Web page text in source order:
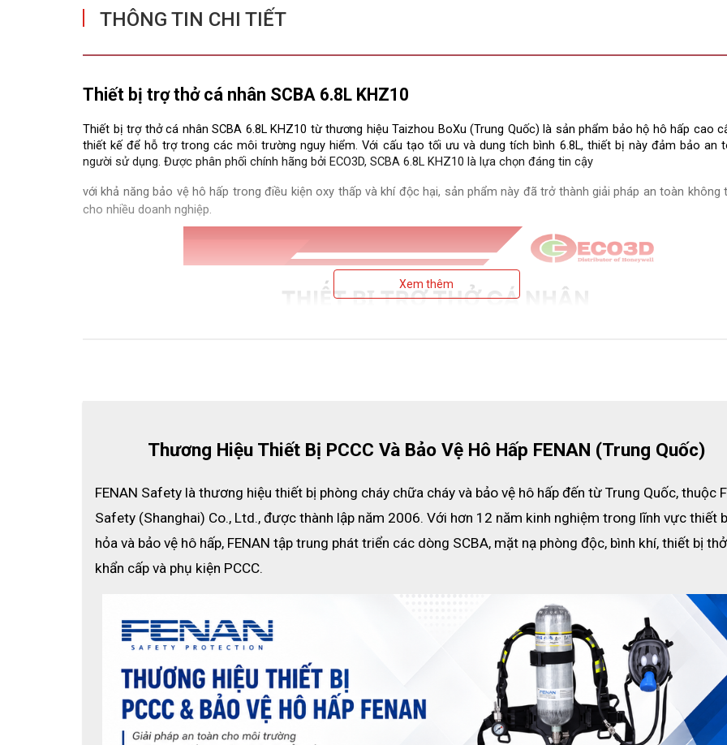
THÔNG TIN CHI TIẾT
Thiết bị trợ thở cá nhân SCBA 6.8L KHZ10
Thiết bị trợ thở cá nhân SCBA 6.8L KHZ10 từ thương hiệu Taizhou BoXu (Trung Quốc) là sản phẩm bảo hộ hô hấp cao
thiết kế để hỗ trợ trong các môi trường nguy hiểm. Với cấu tạo tối ưu và dung tích bình 6.8L, thiết bị này đảm bảo an
người sử dụng. Được phân phối chính hãng bởi ECO3D, SCBA 6.8L KHZ10 là lựa chọn đáng tin cậy
với khả năng bảo vệ hô hấp trong điều kiện oxy thấp và khí độc hại, sản phẩm này đã trở thành giải pháp an toàn không
cho nhiều doanh nghiệp.
Thiết bị trợ thở cá nhân SCBA 6.8L KHZ10
Xem thêm
Thương Hiệu Thiết Bị PCCC Và Bảo Vệ Hô Hấp FENAN (Trung Quốc)
FENAN Safety là thương hiệu thiết bị phòng cháy chữa cháy và bảo vệ hô hấp đến từ Trung Quốc, thuộc
Safety (Shanghai) Co., Ltd., được thành lập năm 2006. Với hơn 12 năm kinh nghiệm trong lĩnh vực thiết
hỏa và bảo vệ hô hấp, FENAN tập trung phát triển các dòng SCBA, mặt nạ phòng độc, bình khí, thiết bị thở
khẩn cấp và phụ kiện PCCC.